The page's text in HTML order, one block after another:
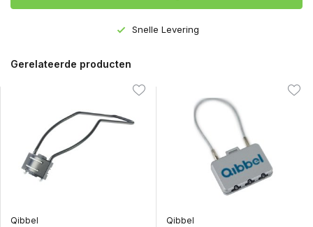
Snelle Levering
Gerelateerde producten
Qibbel Qibbel